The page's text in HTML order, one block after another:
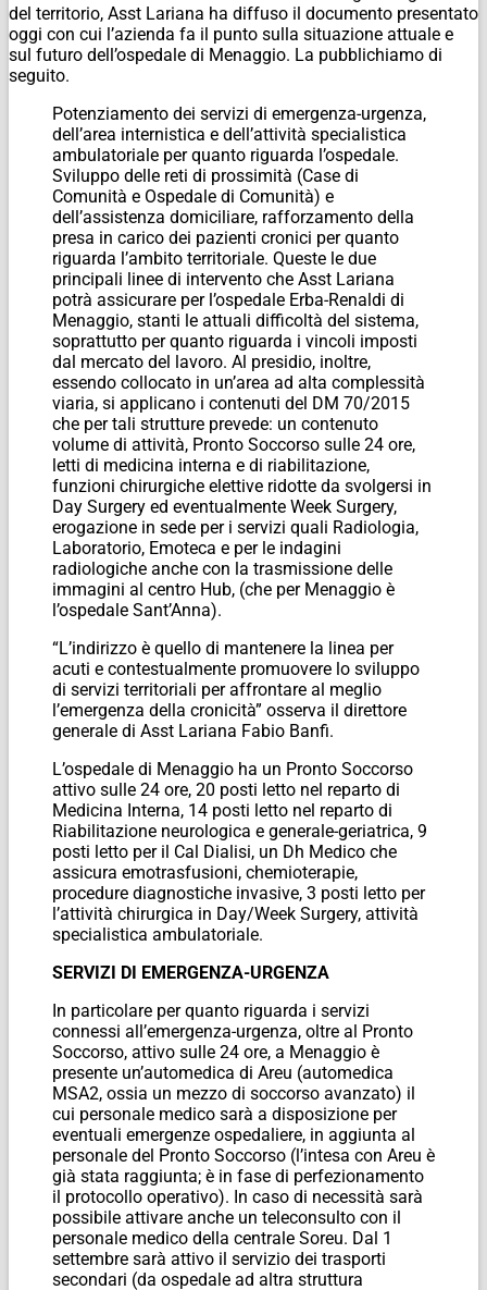
del territorio, Asst Lariana ha diffuso il documento presentato
oggi con cui l’azienda fa il punto sulla situazione attuale e
sul futuro dell’ospedale di Menaggio. La pubblichiamo di
seguito.
Potenziamento dei servizi di emergenza-urgenza,
dell’area internistica e dell’attività specialistica
ambulatoriale per quanto riguarda l’ospedale.
Sviluppo delle reti di prossimità (Case di
Comunità e Ospedale di Comunità) e
dell’assistenza domiciliare, rafforzamento della
presa in carico dei pazienti cronici per quanto
riguarda l’ambito territoriale. Queste le due
principali linee di intervento che Asst Lariana
potrà assicurare per l’ospedale Erba-Renaldi di
Menaggio, stanti le attuali difficoltà del sistema,
soprattutto per quanto riguarda i vincoli imposti
dal mercato del lavoro. Al presidio, inoltre,
essendo collocato in un’area ad alta complessità
viaria, si applicano i contenuti del DM 70/2015
che per tali strutture prevede: un contenuto
volume di attività, Pronto Soccorso sulle 24 ore,
letti di medicina interna e di riabilitazione,
funzioni chirurgiche elettive ridotte da svolgersi in
Day Surgery ed eventualmente Week Surgery,
erogazione in sede per i servizi quali Radiologia,
Laboratorio, Emoteca e per le indagini
radiologiche anche con la trasmissione delle
immagini al centro Hub, (che per Menaggio è
l’ospedale Sant’Anna).
“L’indirizzo è quello di mantenere la linea per
acuti e contestualmente promuovere lo sviluppo
di servizi territoriali per affrontare al meglio
l’emergenza della cronicità” osserva il direttore
generale di Asst Lariana Fabio Banfi.
L’ospedale di Menaggio ha un Pronto Soccorso
attivo sulle 24 ore, 20 posti letto nel reparto di
Medicina Interna, 14 posti letto nel reparto di
Riabilitazione neurologica e generale-geriatrica, 9
posti letto per il Cal Dialisi, un Dh Medico che
assicura emotrasfusioni, chemioterapie,
procedure diagnostiche invasive, 3 posti letto per
l’attività chirurgica in Day/Week Surgery, attività
specialistica ambulatoriale.
SERVIZI DI EMERGENZA-URGENZA
In particolare per quanto riguarda i servizi
connessi all’emergenza-urgenza, oltre al Pronto
Soccorso, attivo sulle 24 ore, a Menaggio è
presente un’automedica di Areu (automedica
MSA2, ossia un mezzo di soccorso avanzato) il
cui personale medico sarà a disposizione per
eventuali emergenze ospedaliere, in aggiunta al
personale del Pronto Soccorso (l’intesa con Areu è
già stata raggiunta; è in fase di perfezionamento
il protocollo operativo). In caso di necessità sarà
possibile attivare anche un teleconsulto con il
personale medico della centrale Soreu. Dal 1
settembre sarà attivo il servizio dei trasporti
secondari (da ospedale ad altra struttura